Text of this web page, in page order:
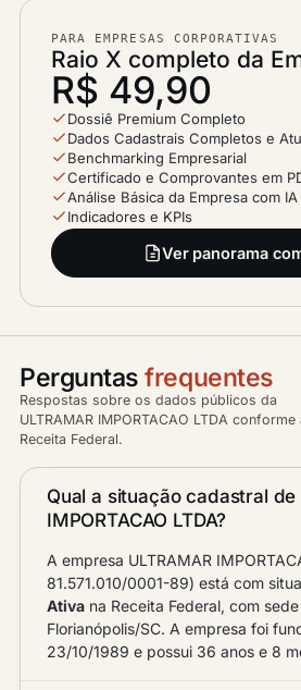
PARA EMPRESAS CORPORATIVAS
Raio X completo da
R$ 49,90
Dossiê Premium Completo
Dados Cadastrais Completos e
Benchmarking Empresarial
Certificado e Comprovantes em
Análise Básica da Empresa com IA
Indicadores e KPIs
Ver panorama
Perguntasfrequentes
Respostas sobre os dados públicos da
ULTRAMAR IMPORTACAO LTDA conforme
Receita Federal.
Qual a situação cadastral de
IMPORTACAO LTDA?
A empresa ULTRAMAR
81.571.010/0001-89) está com
Ativa na Receita Federal, com
Florianópolis/SC. A empresa foi
23/10/1989 e possui 36 anos e 8